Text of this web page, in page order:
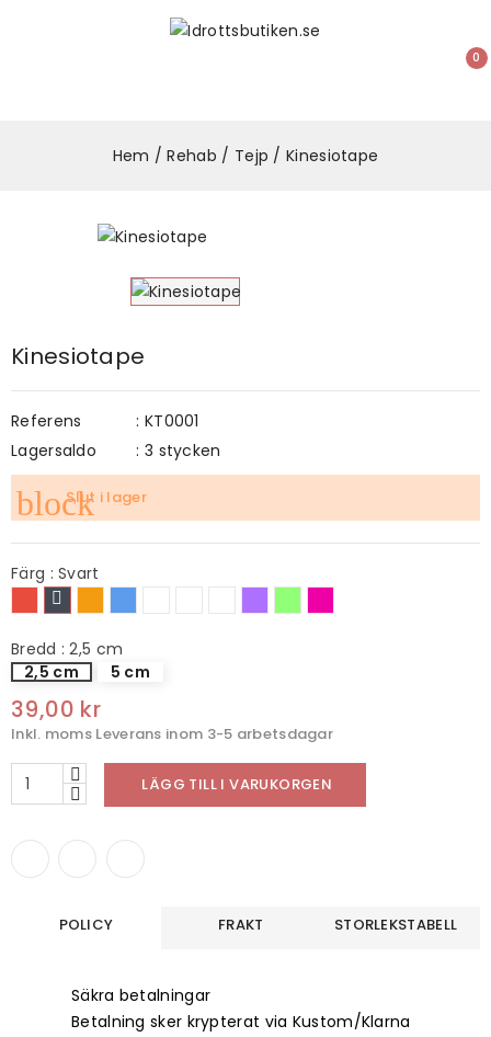
0
Hem Rehab Tejp Kinesiotape
Kinesiotape
Referens
: KT0001
Lagersaldo
: 3 stycken
blockSlut i lager
Färg : Svart
RödSvartOrange
Blå Camouflage
Camouflage
Camouflage
Lila LjusgrönDjuprosa
Bredd : 2,5 cm
2,5 cm
5 cm
39,00 kr
Inkl. moms Leverans inom 3-5 arbetsdagar
LÄGG TILL I VARUKORGEN
POLICY FRAKT STORLEKSTABELL
Säkra betalningar
Betalning sker krypterat via Kustom/Klarna